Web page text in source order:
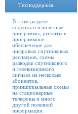
Техподдержка
В этом разделе
содержатся полезные
программы, утилиты и
программное
обеспечение для
цифровых спутниковых
ресиверов, схемы
разводки спутникового
и телевизионного
сигнала на несколько
абонентов,
принципиальные схемы
на стационарные
телефоны и много
другой полезной
информации.